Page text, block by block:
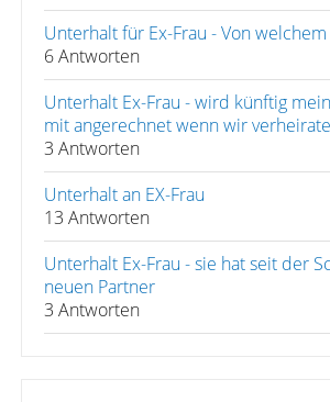
Unterhalt für Ex-Frau - Von
6 Antworten
Unterhalt Ex-Frau - wird künftig
mit angerechnet wenn wir
3 Antworten
Unterhalt an EX-Frau
13 Antworten
Unterhalt Ex-Frau - sie hat seit der
neuen Partner
3 Antworten